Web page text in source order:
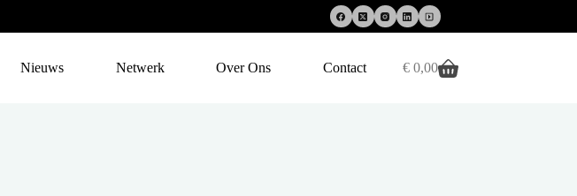
Nieuws Netwerk Over Ons Contact Winkelwagen
€0,00